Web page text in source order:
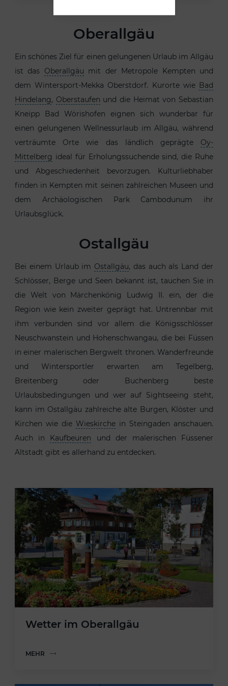
Oberallgäu
Ein schönes Ziel für einen gelungenen Urlaub im Allgäu
ist das Oberallgäu mit der Metropole Kempten und
dem Wintersport-Mekka Oberstdorf. Kurorte wie Bad
Hindelang, Oberstaufen und die Heimat von Sebastian
Kneipp Bad Wörishofen eignen sich wunderbar für
einen gelungenen Wellnessurlaub im Allgäu, während
verträumte Orte wie das ländlich geprägte Oy-
Mittelberg ideal für Erholungssuchende sind, die Ruhe
und Abgeschiedenheit bevorzugen. Kulturliebhaber
finden in Kempten mit seinen zahlreichen Museen und
dem Archäologischen Park Cambodunum ihr
Urlaubsglück.
Ostallgäu
Bei einem Urlaub im Ostallgäu, das auch als Land der
Schlösser, Berge und Seen bekannt ist, tauchen Sie in
die Welt von Märchenkönig Ludwig II. ein, der die
Region wie kein zweiter geprägt hat. Untrennbar mit
ihm verbunden sind vor allem die Königsschlösser
Neuschwanstein und Hohenschwangau, die bei Füssen
in einer malerischen Bergwelt thronen. Wanderfreunde
und Wintersportler erwarten am Tegelberg,
Breitenberg oder Buchenberg beste
Urlaubsbedingungen und wer auf Sightseeing steht,
kann im Ostallgäu zahlreiche alte Burgen, Klöster und
Kirchen wie die Wieskirche in Steingaden anschauen.
Auch in Kaufbeuren und der malerischen Füssener
Altstadt gibt es allerhand zu entdecken.
Wetter im Oberallgäu
MEHR